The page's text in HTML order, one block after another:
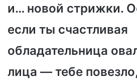
и… новой стрижки.
если ты счастливая
обладательница
лица — тебе